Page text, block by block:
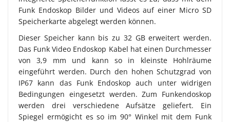
Funk Endoskop Bilder und Videos auf einer Micro SD
Speicherkarte abgelegt werden können.
Dieser Speicher kann bis zu 32 GB erweitert werden.
Das Funk Video Endoskop Kabel hat einen Durchmesser
von 3,9 mm und kann so in kleinste Hohlräume
eingeführt werden. Durch den hohen Schutzgrad von
IP67 kann das Funk Endoskop auch unter widrigen
Bedingungen eingesetzt werden. Zum Funkendoskop
werden drei verschiedene Aufsätze geliefert. Ein
Spiegel ermögicht es so im 90° Winkel mit dem Funk